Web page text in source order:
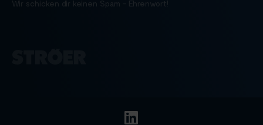
Wir schicken dir keinen Spam – Ehrenwort!